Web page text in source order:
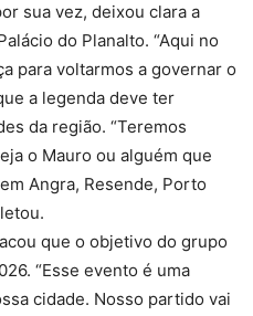
sua vez, deixou clara a
do Planalto. “Aqui no
para voltarmos a governar o
a legenda deve ter
da região. “Teremos
o Mauro ou alguém que
Angra, Resende, Porto
que o objetivo do grupo
“Esse evento é uma
cidade. Nosso partido vai